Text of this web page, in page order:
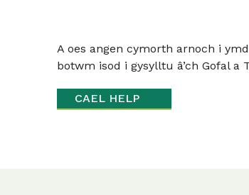
A oes angen cymorth arnoch i
botwm isod i gysylltu â’ch Gofal
CAEL HELP